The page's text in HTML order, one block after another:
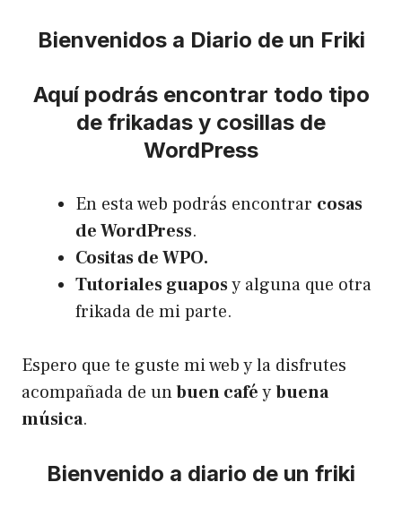
Bienvenidos a Diario de un Friki
Aquí podrás encontrar todo tipo
de frikadas y cosillas de
WordPress
En esta web podrás encontrar cosas
de WordPress.
Cositas de WPO.
Tutoriales guaposy alguna que otra
frikada de mi parte.
Espero que te guste mi web y la disfrutes
acompañada de unbuen caféybuena
música.
Bienvenido a diario de un friki